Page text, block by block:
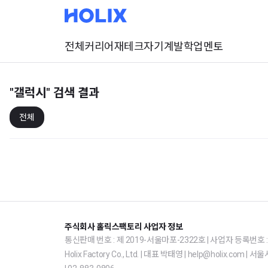
전체 커리어재테크자기계발학업멘토
"갤럭시" 검색 결과
전체
주식회사 홀릭스팩토리 사업자 정보
통신판매 번호 : 제 2019-서울마포-2322호 | 사업자 등록번
Holix Factory Co., Ltd. | 대표 박태영 | help@holix.com | 서